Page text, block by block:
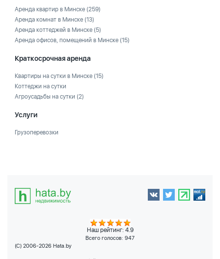
Аренда квартир в Минске (259)
Аренда комнат в Минске (13)
Аренда коттеджей в Минске (5)
Аренда офисов, помещений в Минске (15)
Краткосрочная аренда
Квартиры на сутки в Минске (15)
Коттеджи на сутки
Агроусадьбы на сутки (2)
Услуги
Грузоперевозки
Наш рейтинг: 4.9
Всего голосов: 947
(C) 2006-2026 Hata.by